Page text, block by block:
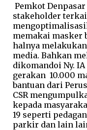
Pemkot
stakeholder
memakai masker
halnya
media. Bahkan
dikomandoi Ny.
gerakan 10.000
bantuan dari
CSR
kepada
19 seperti
parkir dan lain